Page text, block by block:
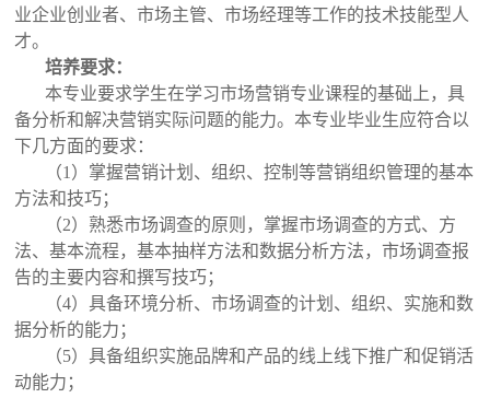
业企业创业者、市场主管、市场经理等工作的技术技能型人
才。
培养要求：
本专业要求学生在学习市场营销专业课程的基础上，具
备分析和解决营销实际问题的能力。本专业毕业生应符合以
下几方面的要求：
（1）掌握营销计划、组织、控制等营销组织管理的基本
方法和技巧；
（2）熟悉市场调查的原则，掌握市场调查的方式、方
法、基本流程，基本抽样方法和数据分析方法，市场调查报
告的主要内容和撰写技巧；
（4）具备环境分析、市场调查的计划、组织、实施和数
据分析的能力；
（5）具备组织实施品牌和产品的线上线下推广和促销活
动能力；